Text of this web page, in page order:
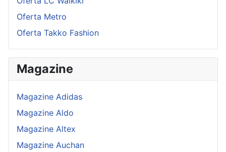
Oferta Metro
Oferta Takko Fashion
Magazine
Magazine Adidas
Magazine Aldo
Magazine Altex
Magazine Auchan